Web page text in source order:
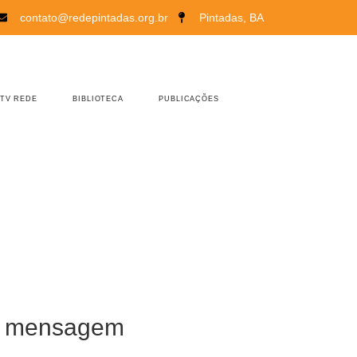
contato@redepintadas.org.br Pintadas, BA
TV REDE BIBLIOTECA PUBLICAÇÕES